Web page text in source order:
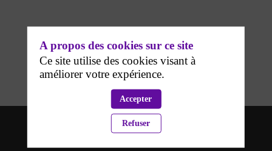
Politique de confidentialité
A propos des cookies sur ce site
Ce site utilise des cookies visant à
améliorer votre expérience.
Accepter
Refuser